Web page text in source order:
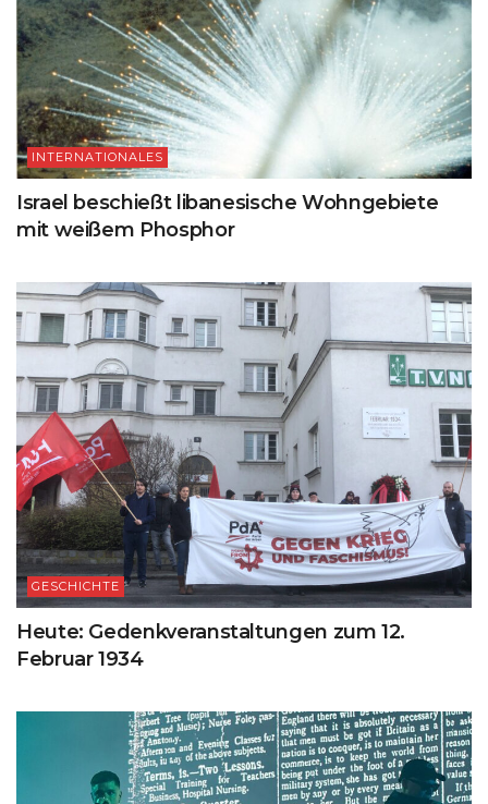
INTERNATIONALES
Israel beschießt libanesische Wohngebiete
mit weißem Phosphor
GESCHICHTE
Heute: Gedenkveranstaltungen zum 12.
Februar 1934